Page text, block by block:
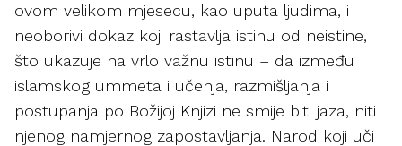
ovom velikom mjesecu, kao uputa ljudima, i
neoborivi dokaz koji rastavlja istinu od neistine,
što ukazuje na vrlo važnu istinu – da između
islamskog ummeta i učenja, razmišljanja i
postupanja po Božijoj Knjizi ne smije biti jaza, niti
njenog namjernog zapostavljanja. Narod koji uči